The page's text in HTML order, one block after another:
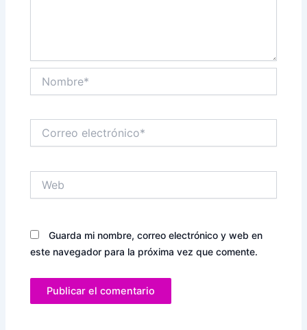
electrónico*
Guarda mi nombre, correo electrónico y web en
este navegador para la próxima vez que comente.